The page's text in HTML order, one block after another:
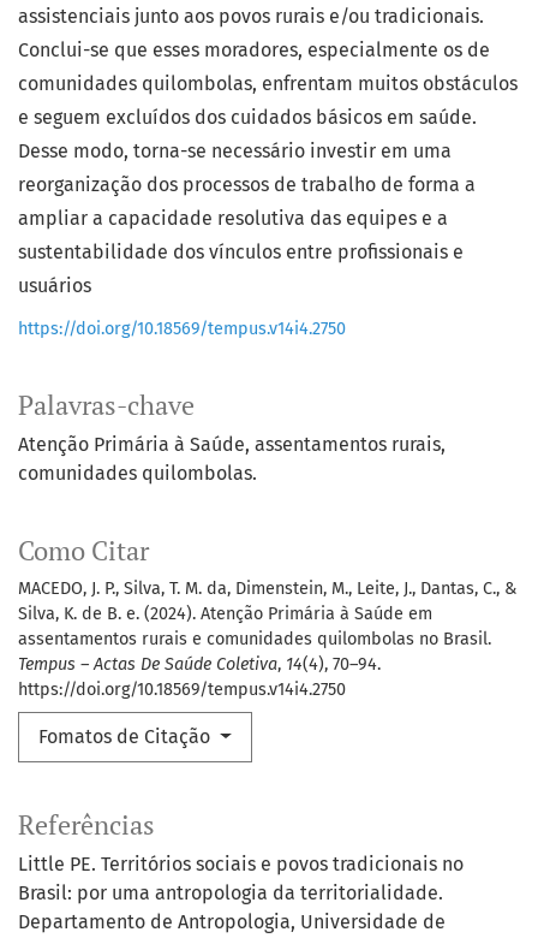
Palavras-chave
Atenção Primária à Saúde assentamentos rurais
comunidades quilombolas.
Como Citar
MACEDO, J. P., Silva, T. M. da, Dimenstein, M., Leite, J., Dantas, C., &
Silva, K. de B. e. (2024). Atenção Primária à Saúde em
assentamentos rurais e comunidades quilombolas no Brasil.
Tempus – Actas De Saúde Coletiva, 14(4), 70–94.
https://doi.org/10.18569/tempus.v14i4.2750
Fomatos de Citação
assistenciais junto aos povos rurais e/ou tradicionais.
Conclui-se que esses moradores, especialmente os de
comunidades quilombolas, enfrentam muitos obstáculos
e seguem excluídos dos cuidados básicos em saúde.
Desse modo, torna-se necessário investir em uma
reorganização dos processos de trabalho de forma a
ampliar a capacidade resolutiva das equipes e a
sustentabilidade dos vínculos entre profissionais e
usuários
https://doi.org/10.18569/tempus.v14i4.2750
Referências
Little PE. Territórios sociais e povos tradicionais no
Brasil: por uma antropologia da territorialidade.
Departamento de Antropologia, Universidade de